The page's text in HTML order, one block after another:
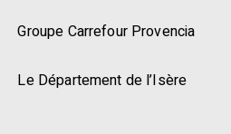
Groupe Carrefour Provencia
Le Département de l’Isère